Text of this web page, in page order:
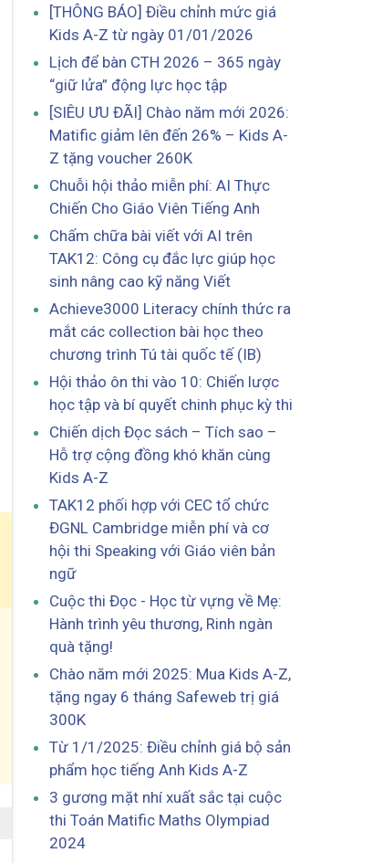
[THÔNG BÁO] Điều chỉnh mức giá
Kids A-Z từ ngày 01/01/2026
Lịch để bàn CTH 2026 – 365 ngày
“giữ lửa” động lực học tập
[SIÊU ƯU ĐÃI] Chào năm mới 2026:
Matific giảm lên đến 26% – Kids A-
Z tặng voucher 260K
Chuỗi hội thảo miễn phí: AI Thực
Chiến Cho Giáo Viên Tiếng Anh
Chấm chữa bài viết với AI trên
TAK12: Công cụ đắc lực giúp học
sinh nâng cao kỹ năng Viết
Achieve3000 Literacy chính thức ra
mắt các collection bài học theo
chương trình Tú tài quốc tế (IB)
Hội thảo ôn thi vào 10: Chiến lược
học tập và bí quyết chinh phục kỳ thi
Chiến dịch Đọc sách – Tích sao –
Hỗ trợ cộng đồng khó khăn cùng
Kids A-Z
TAK12 phối hợp với CEC tổ chức
ĐGNL Cambridge miễn phí và cơ
hội thi Speaking với Giáo viên bản
ngữ
Cuộc thi Đọc - Học từ vựng về Mẹ:
Hành trình yêu thương, Rinh ngàn
quà tặng!
Chào năm mới 2025: Mua Kids A-Z,
tặng ngay 6 tháng Safeweb trị giá
300K
Từ 1/1/2025: Điều chỉnh giá bộ sản
phẩm học tiếng Anh Kids A-Z
3 gương mặt nhí xuất sắc tại cuộc
thi Toán Matific Maths Olympiad
2024